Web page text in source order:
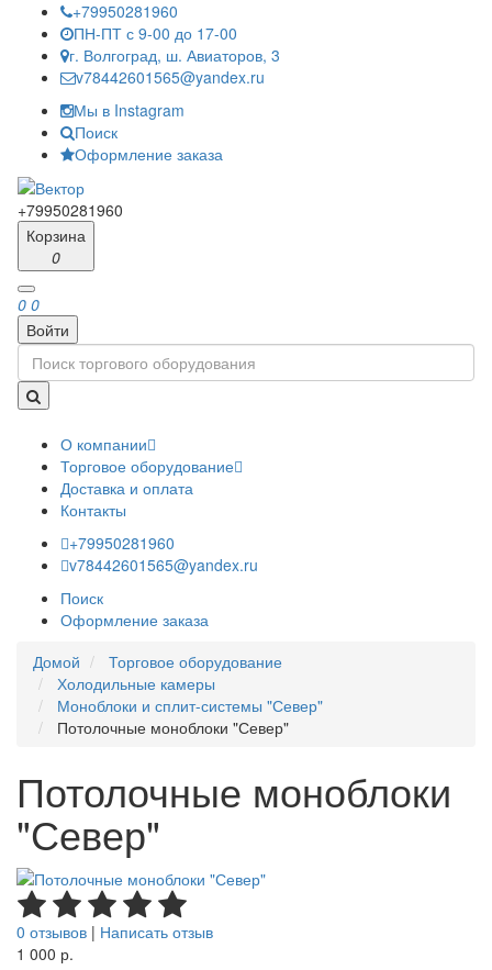
+79950281960
ПН-ПТ с 9-00 до 17-00
г. Волгоград, ш. Авиаторов, 3
v78442601565@yandex.ru
Мы в Instagram
Поиск
Оформление заказа
+79950281960
Корзина
0
0 0
Войти
О компании
Торговое оборудование
Доставка и оплата
Контакты
+79950281960
v78442601565@yandex.ru
Поиск
Оформление заказа
Домой
Торговое оборудование
Холодильные камеры
Моноблоки и сплит-системы "Север"
Потолочные моноблоки "Север"
Потолочные моноблоки
"Север"
0 отзывов | Написать отзыв
1 000 р.